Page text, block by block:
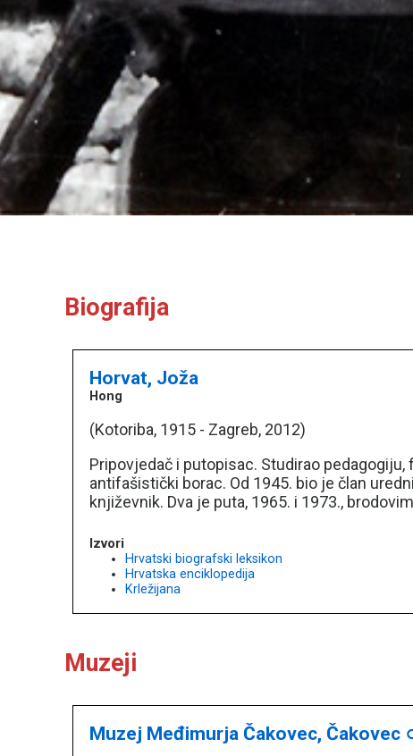
Biografija
Horvat, Joža
Hong
(Kotoriba, 1915 - Zagreb, 2012)
Pripovjedač i putopisac. Studirao
antifašistički borac. Od 1945. bio je član
književnik. Dva je puta, 1965. i 1973.,
Izvori
Hrvatski biografski leksikon
Hrvatska enciklopedija
Krležijana
Muzeji
Muzej Međimurja Čakovec, Čakovec